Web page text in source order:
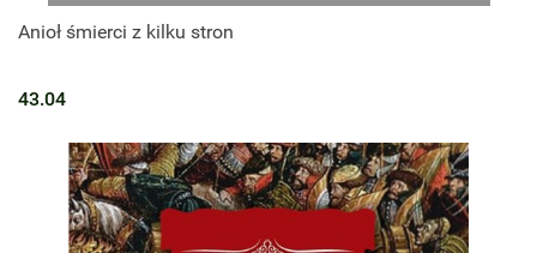
Anioł śmierci z kilku stron
43.04